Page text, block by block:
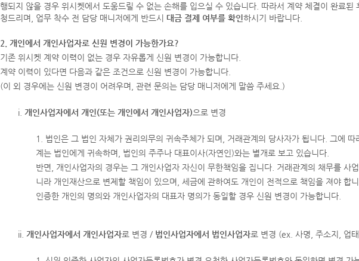
행되지 않을 경우 위시켓에서 도움드릴 수 없는 손해를 입으실 수 있습니다. 따라서 계약 체결이 완료된
청드리며, 업무 착수 전 담당 매니저에게 반드시 대금 결제 여부를 확인하시기 바랍니다.
2. 개인에서 개인사업자로 신원 변경이 가능한가요?
기존 위시켓 계약 이력이 없는 경우 자유롭게 신원 변경이 가능합니다.
계약 이력이 있다면 다음과 같은 조건으로 신원 변경이 가능합니다.
(이 외 경우에는 신원 변경이 어려우며, 관련 문의는 담당 매니저에게 말씀 주세요.)
i. 개인사업자에서 개인(또는 개인에서 개인사업자)으로 변경
1. 법인은 그 법인 자체가 권리의무의 귀속주체가 되며, 거래관계의 당사자가 됩니다. 그에 따
계는 법인에게 귀속하며, 법인의 주주나 대표이사(자연인)와는 별개로 보고 있습니다.
반면, 개인사업자의 경우는 그 개인사업자 자신이 무한책임을 집니다. 거래관계의 채무를 사
니라 개인재산으로 변제할 책임이 있으며, 세금에 관하여도 개인이 전적으로 책임을 져야 합
인증한 개인의 명의와 개인사업자의 대표자 명의가 동일할 경우 신원 변경이 가능합니다.
ii. 개인사업자에서 개인사업자로 변경 / 법인사업자에서 법인사업자로 변경 (ex. 사명, 주소지, 업